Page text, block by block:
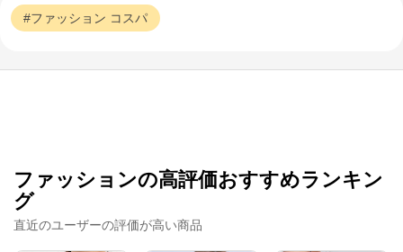
ファッション コスパ
ファッションの高評価おすすめランキン
グ
直近のユーザーの評価が高い商品